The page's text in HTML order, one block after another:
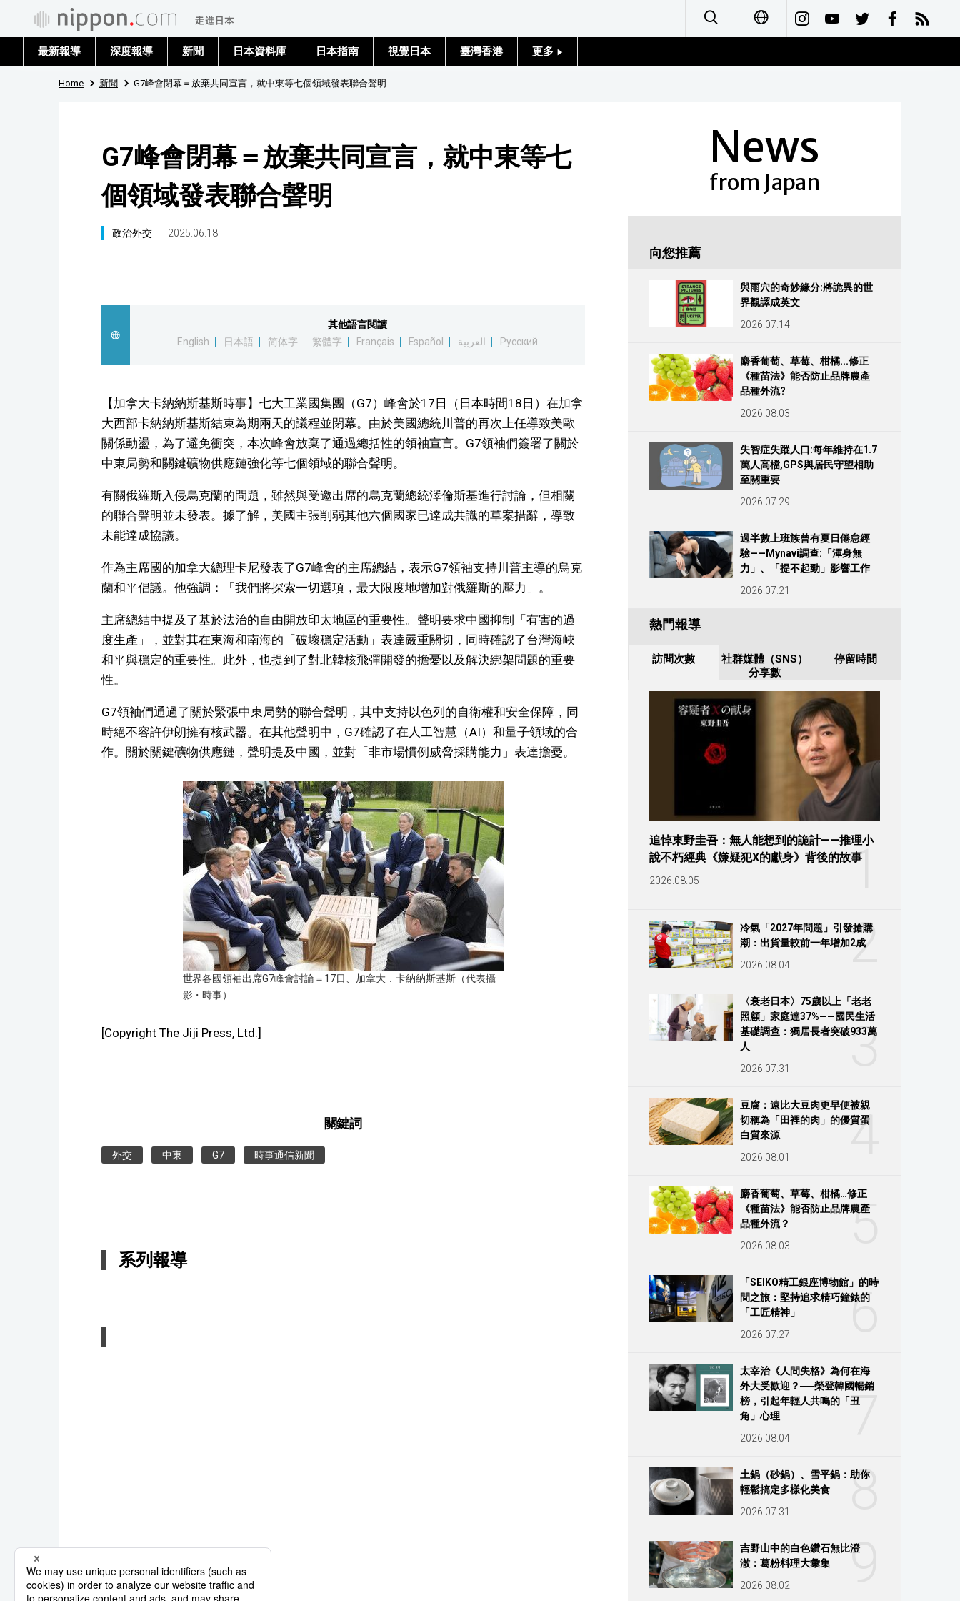
Français
最新報導 深度報導 新聞 日本資料庫 日本指南 視覺日本 臺灣香港 更多
政治外交
生活
東京
編輯部通知
Home 新聞 G7峰會閉幕＝放棄共同宣言，就中東等七個領域發表聯合聲明
G7峰會閉幕＝放棄共同宣言，就中東等七
個領域發表聯合聲明
政治外交 2025.06.18
其他語言閱讀
English
日本語 简体字 繁體字 Français Español العربية Русский
【加拿大卡納納斯基斯時事】七大工業國集團（G7）峰會於17日（日本時間18日）在加拿
大西部卡納納斯基斯結束為期兩天的議程並閉幕。由於美國總統川普的再次上任導致美歐
關係動盪，為了避免衝突，本次峰會放棄了通過總括性的領袖宣言。G7領袖們簽署了關於
中東局勢和關鍵礦物供應鏈強化等七個領域的聯合聲明。
有關俄羅斯入侵烏克蘭的問題，雖然與受邀出席的烏克蘭總統澤倫斯基進行討論，但相關
的聯合聲明並未發表。據了解，美國主張削弱其他六個國家已達成共識的草案措辭，導致
未能達成協議。
作為主席國的加拿大總理卡尼發表了G7峰會的主席總結，表示G7領袖支持川普主導的烏克
蘭和平倡議。他強調：「我們將探索一切選項，最大限度地增加對俄羅斯的壓力」。
主席總結中提及了基於法治的自由開放印太地區的重要性。聲明要求中國抑制「有害的過
度生產」，並對其在東海和南海的「破壞穩定活動」表達嚴重關切，同時確認了台灣海峽
和平與穩定的重要性。此外，也提到了對北韓核飛彈開發的擔憂以及解決綁架問題的重要
性。
G7領袖們通過了關於緊張中東局勢的聯合聲明，其中支持以色列的自衛權和安全保障，同
時絕不容許伊朗擁有核武器。在其他聲明中，G7確認了在人工智慧（AI）和量子領域的合
作。關於關鍵礦物供應鏈，聲明提及中國，並對「非市場慣例威脅採購能力」表達擔憂。
世界各國領袖出席G7峰會討論＝17日、加拿大．卡納納斯基斯（代表攝
影・時事）
[Copyright The Jiji Press, Ltd.]
關鍵詞
外交 中東 G7 時事通信新聞
系列報導
News
from Japan
向您推薦
與雨穴的奇妙緣分:將詭異的世
界觀譯成英文
2026.07.14
麝香葡萄、草莓、柑橘...修正
《種苗法》能否防止品牌農產
品種外流?
2026.08.03
失智症失蹤人口:每年維持在1.7
萬人高檔,GPS與居民守望相助
至關重要
2026.07.29
過半數上班族曾有夏日倦怠經
驗——Mynavi調查:「渾身無
力」、「提不起勁」影響工作
2026.07.21
熱門報導
訪問次數
社群媒體（SNS）
分享數
停留時間
1
追悼東野圭吾：無人能想到的詭計——推理小
說不朽經典《嫌疑犯X的獻身》背後的故事
2026.08.05
2
冷氣「2027年問題」引發搶購
潮：出貨量較前一年增加2成
2026.08.04
3
〈衰老日本〉75歲以上「老老
照顧」家庭達37%——國民生活
基礎調查：獨居長者突破933萬
人
2026.07.31
4
豆腐：遠比大豆肉更早便被親
切稱為「田裡的肉」的優質蛋
白質來源
2026.08.01
5
麝香葡萄、草莓、柑橘…修正
《種苗法》能否防止品牌農產
品種外流？
2026.08.03
6
「SEIKO精工銀座博物館」的時
間之旅：堅持追求精巧鐘錶的
「工匠精神」
2026.07.27
7
太宰治《人間失格》為何在海
外大受歡迎？──榮登韓國暢銷
榜，引起年輕人共鳴的「丑
角」心理
2026.08.04
8
土鍋（砂鍋）、雪平鍋：助你
輕鬆搞定多樣化美食
2026.07.31
9
吉野山中的白色鑽石無比澄
澈：葛粉料理大彙集
2026.08.02